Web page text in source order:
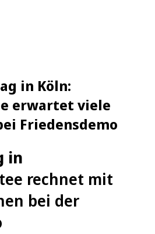
in Köln:
erwartet viele
Friedensdemo
in
rechnet mit
bei der